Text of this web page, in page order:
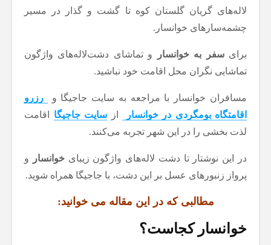
لاله‌های گریان گلستان کوه تا گشت و گذار در مسیر
چشمه‌سارهای خوانسار.
برایسفر به خوانسار
و تماشای دشت‌لاله‌های واژگون
تماشایی نگران محل اقامت خود نباشید.
مسافران خوانسار با مراجعه به سایت جاجیگا و
رزرو
اقامتگاه بومگردی در خوانسار
از سایت جاجیگا اقامت
لذت بخشی را در این شهر تجربه می‌کنند.
در این نوشتار تا دشت لاله‌های واژگون زیبایخوانسار
و
پرواز زنبورهای عسل بر این دشت، با جاجیگا همراه شوید.
مطالبی که در این مقاله می خوانید:
خوانسار کجاست؟